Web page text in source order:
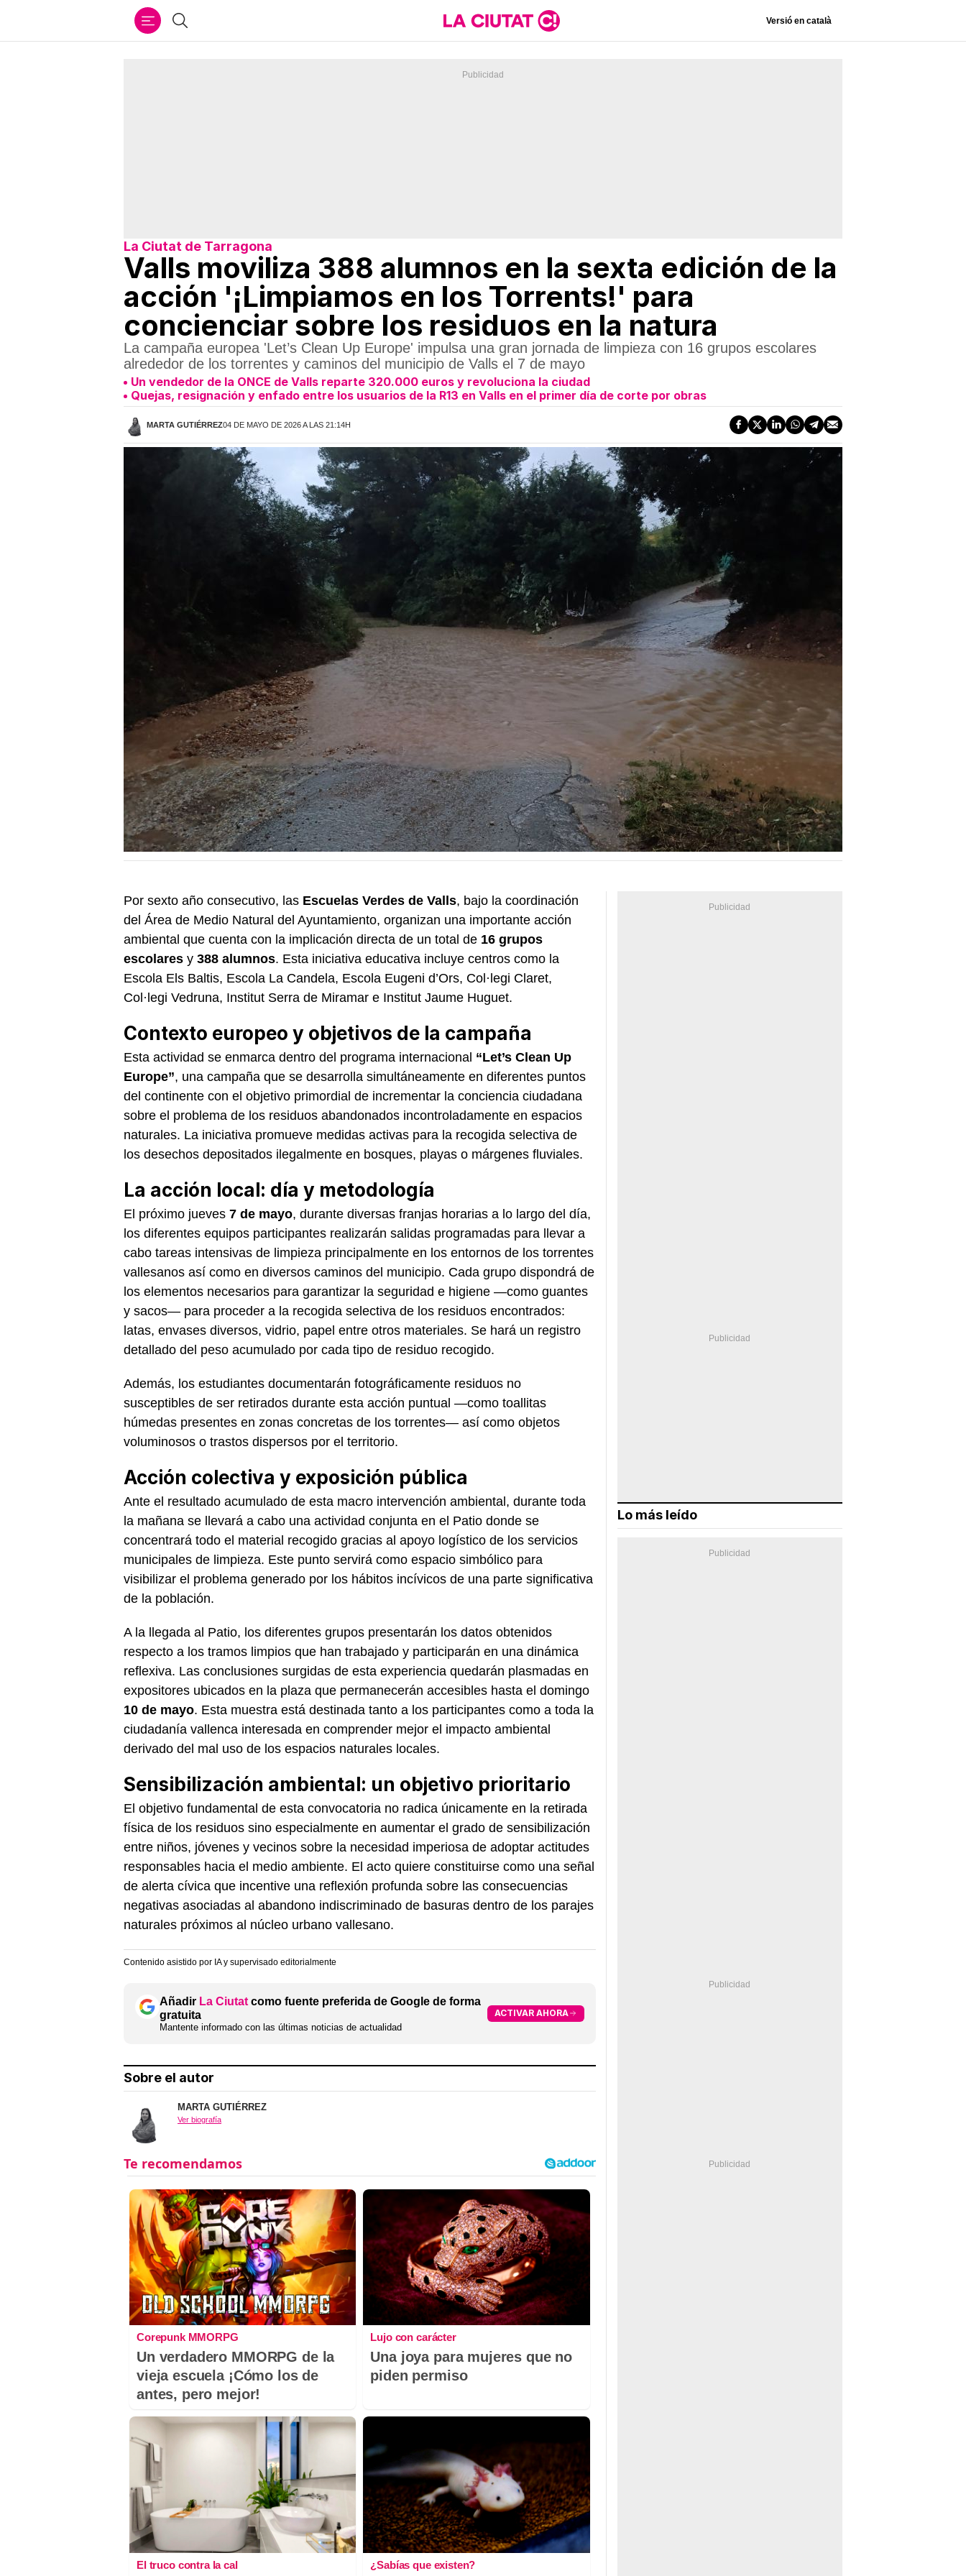
Buscar Versió en català
La Ciutat de Tarragona
Valls moviliza 388 alumnos en la sexta edición de la
acción '¡Limpiamos en los Torrents!' para
concienciar sobre los residuos en la natura
La campaña europea 'Let’s Clean Up Europe' impulsa una gran jornada de limpieza con 16 grupos escolares
alrededor de los torrentes y caminos del municipio de Valls el 7 de mayo
Un vendedor de la ONCE de Valls reparte 320.000 euros y revoluciona la ciudad
Quejas, resignación y enfado entre los usuarios de la R13 en Valls en el primer día de corte por obras
MARTA GUTIÉRREZ04 DE MAYO DE 2026 A LAS 21:14H
Por sexto año consecutivo, las Escuelas Verdes de Valls, bajo la coordinación
del Área de Medio Natural del Ayuntamiento, organizan una importante acción
ambiental que cuenta con la implicación directa de un total de 16 grupos
escolares y 388 alumnos. Esta iniciativa educativa incluye centros como la
Escola Els Baltis, Escola La Candela, Escola Eugeni d’Ors, Col·legi Claret,
Col·legi Vedruna, Institut Serra de Miramar e Institut Jaume Huguet.
Contexto europeo y objetivos de la campaña
Esta actividad se enmarca dentro del programa internacional “Let’s Clean Up
Europe”, una campaña que se desarrolla simultáneamente en diferentes puntos
del continente con el objetivo primordial de incrementar la conciencia ciudadana
sobre el problema de los residuos abandonados incontroladamente en espacios
naturales. La iniciativa promueve medidas activas para la recogida selectiva de
los desechos depositados ilegalmente en bosques, playas o márgenes fluviales.
La acción local: día y metodología
El próximo jueves 7 de mayo, durante diversas franjas horarias a lo largo del día,
los diferentes equipos participantes realizarán salidas programadas para llevar a
cabo tareas intensivas de limpieza principalmente en los entornos de los torrentes
vallesanos así como en diversos caminos del municipio. Cada grupo dispondrá de
los elementos necesarios para garantizar la seguridad e higiene —como guantes
y sacos— para proceder a la recogida selectiva de los residuos encontrados:
latas, envases diversos, vidrio, papel entre otros materiales. Se hará un registro
detallado del peso acumulado por cada tipo de residuo recogido.
Además, los estudiantes documentarán fotográficamente residuos no
susceptibles de ser retirados durante esta acción puntual —como toallitas
húmedas presentes en zonas concretas de los torrentes— así como objetos
voluminosos o trastos dispersos por el territorio.
Acción colectiva y exposición pública
Ante el resultado acumulado de esta macro intervención ambiental, durante toda
la mañana se llevará a cabo una actividad conjunta en el Patio donde se
concentrará todo el material recogido gracias al apoyo logístico de los servicios
municipales de limpieza. Este punto servirá como espacio simbólico para
visibilizar el problema generado por los hábitos incívicos de una parte significativa
de la población.
A la llegada al Patio, los diferentes grupos presentarán los datos obtenidos
respecto a los tramos limpios que han trabajado y participarán en una dinámica
reflexiva. Las conclusiones surgidas de esta experiencia quedarán plasmadas en
expositores ubicados en la plaza que permanecerán accesibles hasta el domingo
10 de mayo. Esta muestra está destinada tanto a los participantes como a toda la
ciudadanía vallenca interesada en comprender mejor el impacto ambiental
derivado del mal uso de los espacios naturales locales.
Sensibilización ambiental: un objetivo prioritario
El objetivo fundamental de esta convocatoria no radica únicamente en la retirada
física de los residuos sino especialmente en aumentar el grado de sensibilización
entre niños, jóvenes y vecinos sobre la necesidad imperiosa de adoptar actitudes
responsables hacia el medio ambiente. El acto quiere constituirse como una señal
de alerta cívica que incentive una reflexión profunda sobre las consecuencias
negativas asociadas al abandono indiscriminado de basuras dentro de los parajes
naturales próximos al núcleo urbano vallesano.
Contenido asistido por IA y supervisado editorialmente
Añadir La Ciutat como fuente preferida de Google de forma
gratuita
Mantente informado con las últimas noticias de actualidad
ACTIVAR AHORA
Sobre el autor
MARTA GUTIÉRREZ
Ver biografía
Corepunk MMORPG
Un verdadero MMORPG de la
vieja escuela ¡Cómo los de
antes, pero mejor!
Lujo con carácter
Una joya para mujeres que no
piden permiso
El truco contra la cal ¿Sabías que existen?
Lo más leído